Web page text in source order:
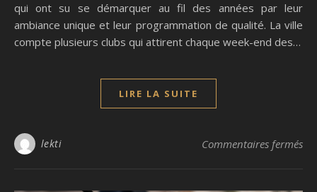
qui ont su se démarquer au fil des années par leur
ambiance unique et leur programmation de qualité. La ville
compte plusieurs clubs qui attirent chaque week-end des…
LIRE LA SUITE
lekti Commentaires fermés